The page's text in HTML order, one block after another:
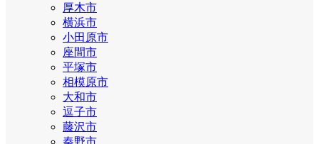
厚木市
横浜市
小田原市
座間市
平塚市
相模原市
大和市
逗子市
藤沢市
秦野市